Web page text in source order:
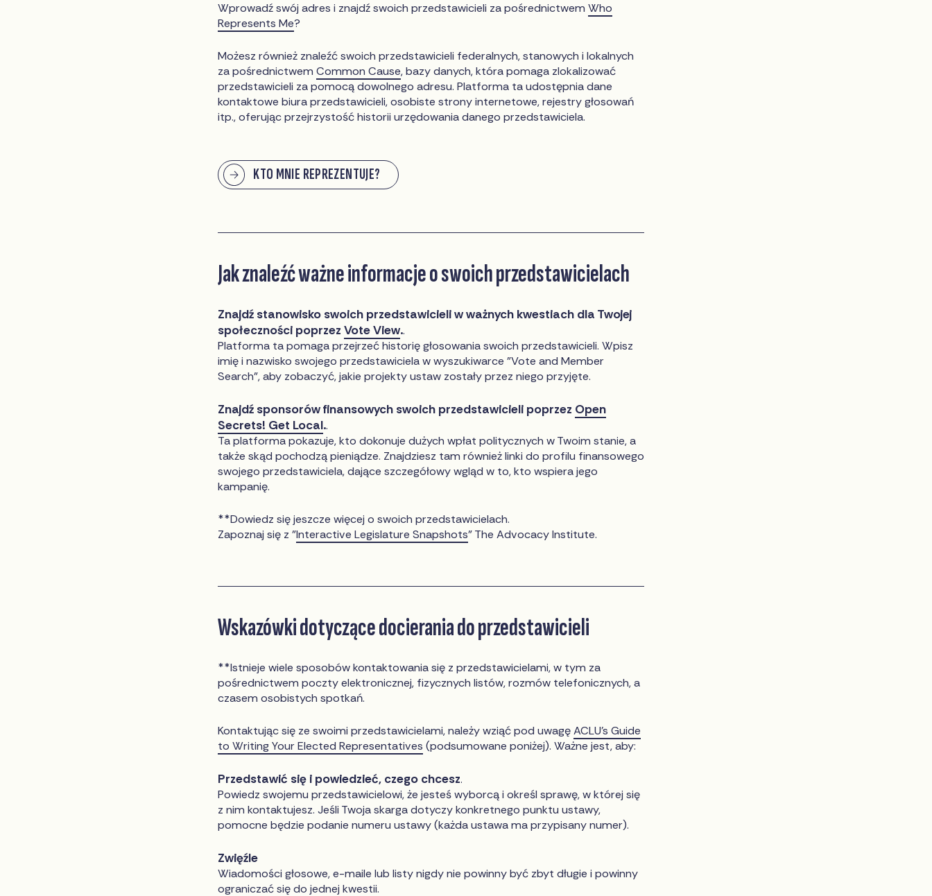
Wprowadź swój adres i znajdź swoich przedstawicieli za pośrednictwem Who
Represents Me?
Możesz również znaleźć swoich przedstawicieli federalnych, stanowych i lokalnych
za pośrednictwem Common Cause, bazy danych, która pomaga zlokalizować
przedstawicieli za pomocą dowolnego adresu. Platforma ta udostępnia dane
kontaktowe biura przedstawicieli, osobiste strony internetowe, rejestry głosowań
itp., oferując przejrzystość historii urzędowania danego przedstawiciela.
KTO MNIE REPREZENTUJE?
Jak znaleźć ważne informacje o swoich przedstawicielach
Znajdź stanowisko swoich przedstawicieli w ważnych kwestiach dla Twojej
społeczności poprzez Vote View..
Platforma ta pomaga przejrzeć historię głosowania swoich przedstawicieli. Wpisz
imię i nazwisko swojego przedstawiciela w wyszukiwarce "Vote and Member
Search", aby zobaczyć, jakie projekty ustaw zostały przez niego przyjęte.
Znajdź sponsorów finansowych swoich przedstawicieli poprzez Open
Secrets! Get Local..
Ta platforma pokazuje, kto dokonuje dużych wpłat politycznych w Twoim stanie, a
także skąd pochodzą pieniądze. Znajdziesz tam również linki do profilu finansowego
swojego przedstawiciela, dające szczegółowy wgląd w to, kto wspiera jego
kampanię.
**Dowiedz się jeszcze więcej o swoich przedstawicielach.
Zapoznaj się z "Interactive Legislature Snapshots" The Advocacy Institute.
Wskazówki dotyczące docierania do przedstawicieli
**Istnieje wiele sposobów kontaktowania się z przedstawicielami, w tym za
pośrednictwem poczty elektronicznej, fizycznych listów, rozmów telefonicznych, a
czasem osobistych spotkań.
Kontaktując się ze swoimi przedstawicielami, należy wziąć pod uwagęACLU’s Guide
to Writing Your Elected Representatives (podsumowane poniżej). Ważne jest, aby:
Przedstawić się i powiedzieć, czego chcesz.
Powiedz swojemu przedstawicielowi, że jesteś wyborcą i określ sprawę, w której się
z nim kontaktujesz. Jeśli Twoja skarga dotyczy konkretnego punktu ustawy,
pomocne będzie podanie numeru ustawy (każda ustawa ma przypisany numer).
Zwięźle
Wiadomości głosowe, e-maile lub listy nigdy nie powinny być zbyt długie i powinny
ograniczać się do jednej kwestii.